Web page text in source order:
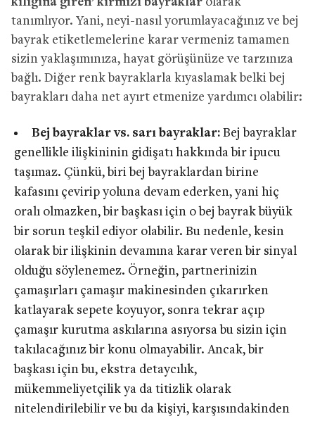
tanımlıyor. Yani, neyi-nasıl yorumlayacağınız ve bej
bayrak etiketlemelerine karar vermeniz tamamen
sizin yaklaşımınıza, hayat görüşünüze ve tarzınıza
bağlı. Diğer renk bayraklarla kıyaslamak belki bej
bayrakları daha net ayırt etmenize yardımcı olabilir:
Bej bayraklar vs. sarı bayraklar:Bej bayraklar
genellikle ilişkininin gidişatı hakkında bir ipucu
taşımaz. Çünkü, biri bej bayraklardan birine
kafasını çevirip yoluna devam ederken, yani hiç
oralı olmazken, bir başkası için o bej bayrak büyük
bir sorun teşkil ediyor olabilir. Bu nedenle, kesin
olarak bir ilişkinin devamına karar veren bir sinyal
olduğu söylenemez. Örneğin, partnerinizin
çamaşırları çamaşır makinesinden çıkarırken
katlayarak sepete koyuyor, sonra tekrar açıp
çamaşır kurutma askılarına asıyorsa bu sizin için
takılacağınız bir konu olmayabilir. Ancak, bir
başkası için bu, ekstra detaycılık,
mükemmeliyetçilik ya da titizlik olarak
nitelendirilebilir ve bu da kişiyi, karşısındakinden